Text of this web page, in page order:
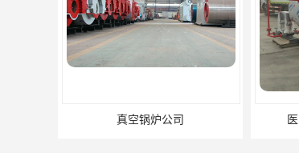
医院真空热水锅炉厂家